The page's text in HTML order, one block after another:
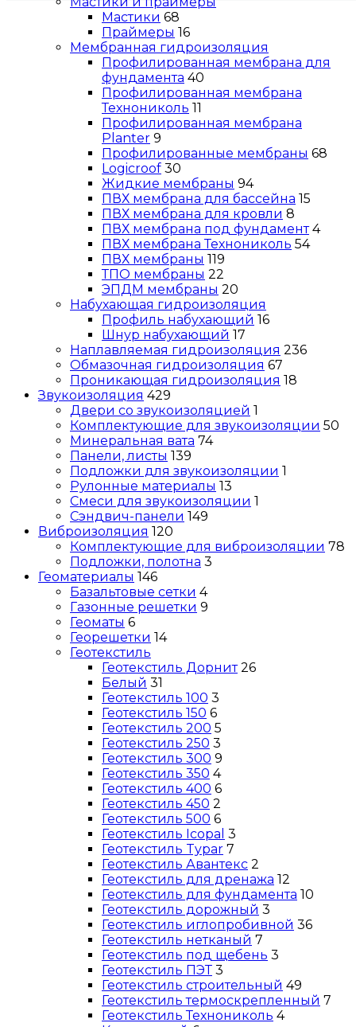
Мастики 68
Праймеры 16
Мембранная гидроизоляция
Профилированная мембрана для
фундамента 40
Профилированная мембрана
Технониколь 11
Профилированная мембрана
Planter 9
Профилированные мембраны 68
Logicroof 30
Жидкие мембраны 94
ПВХ мембрана для бассейна 15
ПВХ мембрана для кровли 8
ПВХ мембрана под фундамент 4
ПВХ мембрана Технониколь 54
ПВХ мембраны 119
ТПО мембраны 22
ЭПДМ мембраны 20
Набухающая гидроизоляция
Профиль набухающий 16
Шнур набухающий 17
Наплавляемая гидроизоляция 236
Обмазочная гидроизоляция 67
Проникающая гидроизоляция 18
Звукоизоляция 429
Двери со звукоизоляцией 1
Комплектующие для звукоизоляции 50
Минеральная вата 74
Панели, листы 139
Подложки для звукоизоляции 1
Рулонные материалы 13
Смеси для звукоизоляции 1
Сэндвич-панели 149
Виброизоляция 120
Комплектующие для виброизоляции 78
Подложки, полотна 3
Геоматериалы 146
Базальтовые сетки 4
Газонные решетки 9
Геоматы 6
Георешетки 14
Геотекстиль
Геотекстиль Дорнит 26
Белый 31
Геотекстиль 100 3
Геотекстиль 150 6
Геотекстиль 200 5
Геотекстиль 250 3
Геотекстиль 300 9
Геотекстиль 350 4
Геотекстиль 400 6
Геотекстиль 450 2
Геотекстиль 500 6
Геотекстиль Icopal 3
Геотекстиль Typar 7
Геотекстиль Авантекс 2
Геотекстиль для дренажа 12
Геотекстиль для фундамента 10
Геотекстиль дорожный 3
Геотекстиль иглопробивной 36
Геотекстиль нетканый 7
Геотекстиль под щебень 3
Геотекстиль ПЭТ 3
Геотекстиль строительный 49
Геотекстиль термоскрепленный 7
Геотекстиль Технониколь 4